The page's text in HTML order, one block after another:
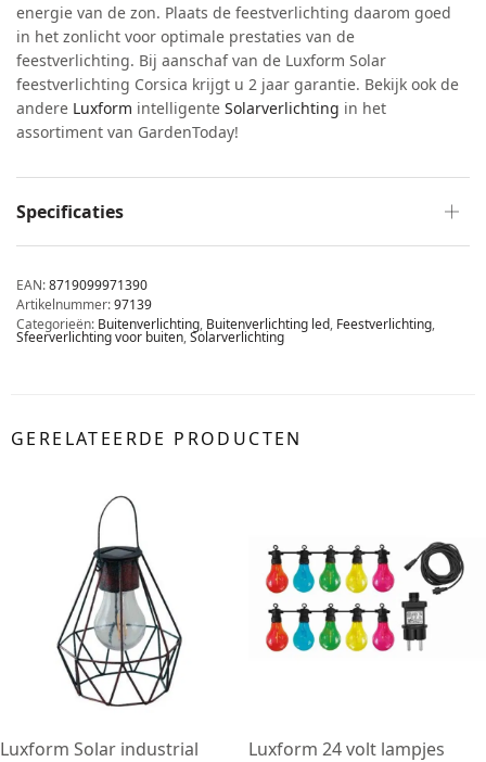
energie van de zon. Plaats de feestverlichting daarom goed
in het zonlicht voor optimale prestaties van de
feestverlichting. Bij aanschaf van de Luxform Solar
feestverlichting Corsica krijgt u 2 jaar garantie. Bekijk ook de
andere Luxform intelligenteSolarverlichting in het
assortiment van GardenToday!
Specificaties
EAN:8719099971390
Artikelnummer:97139
Categorieën: Buitenverlichting, Buitenverlichting led, Feestverlichting,
Sfeerverlichting voor buiten,Solarverlichting
GERELATEERDE PRODUCTEN
Luxform Solar industrial
Luxform 24 volt lampjes